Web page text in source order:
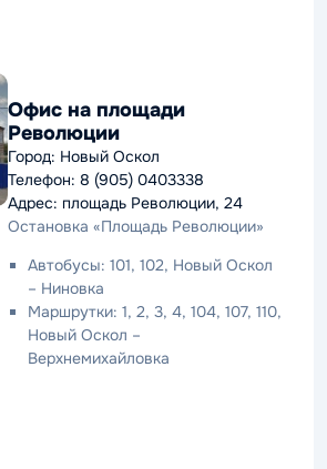
Офис на площади
Революции
Город: Новый Оскол
Телефон: 8 (905) 0403338
Адрес: площадь Революции, 24
Остановка «Площадь Революции»
Автобусы: 101, 102, Новый Оскол
– Ниновка
Маршрутки: 1, 2, 3, 4, 104, 107, 110,
Новый Оскол –
Верхнемихайловка